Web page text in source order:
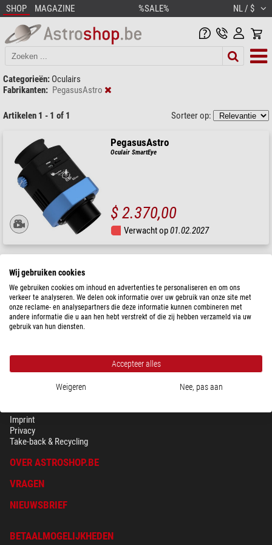
SHOP MAGAZINE %SALE% NL / $
Categorieën: Oculairs
Fabrikanten: PegasusAstro
Artikelen 1 - 1 of 1 Sorteer op:
PegasusAstro
Oculair SmartEye
$ 2.370,00
Verwacht op01.02.2027
Imprint
Privacy
Take-back & Recycling
OVER ASTROSHOP.BE
VRAGEN
NIEUWSBRIEF
BETAALMOGELIJKHEDEN
Wij gebruiken cookies
We gebruiken cookies om inhoud en advertenties te personaliseren en om ons
verkeer te analyseren. We delen ook informatie over uw gebruik van onze site met
onze reclame- en analysepartners die deze informatie kunnen combineren met
andere informatie die u aan hen hebt verstrekt of die zij hebben verzameld via uw
gebruik van hun diensten.
Accepteer alles
Weigeren Nee, pas aan